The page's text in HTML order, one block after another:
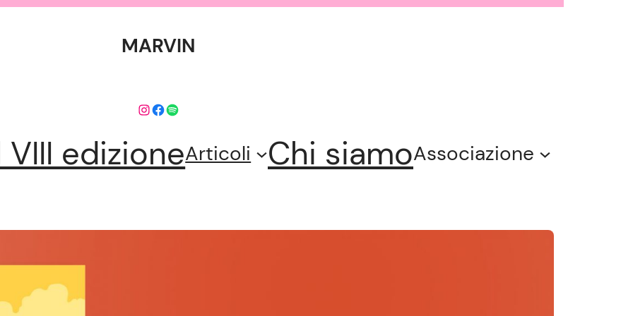
MARVIN
Instagram
Facebook
Spotify
VIII edizioneArticoli Chi siamoAssociazione